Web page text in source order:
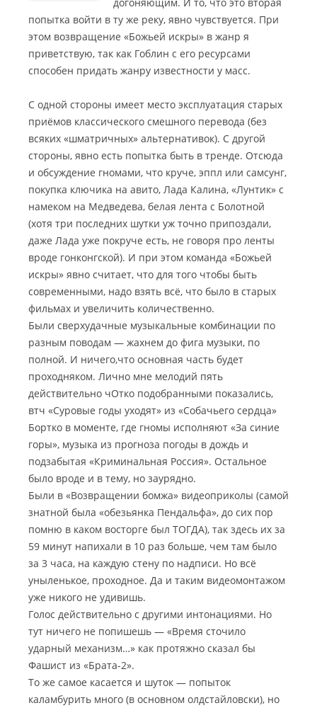
попытка войти в ту же реку, явно чувствуется. При
этом возвращение «Божьей искры» в жанр я
приветствую, так как Гоблин с его ресурсами
способен придать жанру известности у масс.
С одной стороны имеет место эксплуатация старых
приёмов классического смешного перевода (без
всяких «шматричных» альтернативок). С другой
стороны, явно есть попытка быть в тренде. Отсюда
и обсуждение гномами, что круче, эппл или самсунг,
покупка ключика на авито, Лада Калина, «Лунтик» с
намеком на Медведева, белая лента с Болотной
(хотя три последних шутки уж точно припоздали,
даже Лада уже покруче есть, не говоря про ленты
вроде гонконгской). И при этом команда «Божьей
искры» явно считает, что для того чтобы быть
современными, надо взять всё, что было в старых
фильмах и увеличить количественно.
Были сверхудачные музыкальные комбинации по
разным поводам — жахнем до фига музыки, по
полной. И ничего,что основная часть будет
проходняком. Лично мне мелодий пять
действительно чОтко подобранными показались,
втч «Суровые годы уходят» из «Собачьего сердца»
Бортко в моменте, где гномы исполняют «За синие
горы», музыка из прогноза погоды в дождь и
подзабытая «Криминальная Россия». Остальное
было вроде и в тему, но заурядно.
Были в «Возвращении бомжа» видеоприколы (самой
знатной была «обезьянка Пендальфа», до сих пор
помню в каком восторге был ТОГДА), так здесь их за
59 минут напихали в 10 раз больше, чем там было
за 3 часа, на каждую стену по надписи. Но всё
уныленькое, проходное. Да и таким видеомонтажом
уже никого не удивишь.
Голос действительно с другими интонациями. Но
тут ничего не попишешь — «Время сточило
ударный механизм…» как протяжно сказал бы
Фашист из «Брата-2».
То же самое касается и шуток — попыток
каламбурить много (в основном олдстайловски), но